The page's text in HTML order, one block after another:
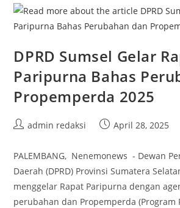
Tekankan
Pembangunan
Berbasis
Aspirasi
DPRD Sumsel Gelar
Paripurna Bahas
Propemperda 2025
Postadmin redaksi
PostApril 28, 2025
PALEMBANG, Nenemonews - Dewan
Daerah (DPRD) Provinsi Sumatera
menggelar Rapat Paripurna dengan
perubahan dan Propemperda (Program